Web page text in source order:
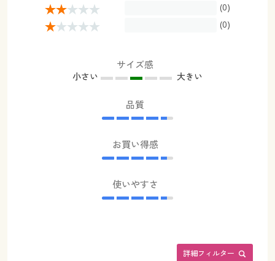
(0)
(0)
サイズ感
小さい 大きい
品質
お買い得感
使いやすさ
詳細フィルター